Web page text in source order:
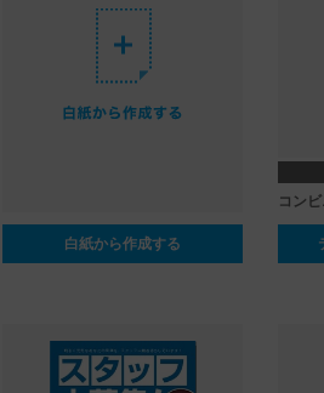
白紙から作成する
コン